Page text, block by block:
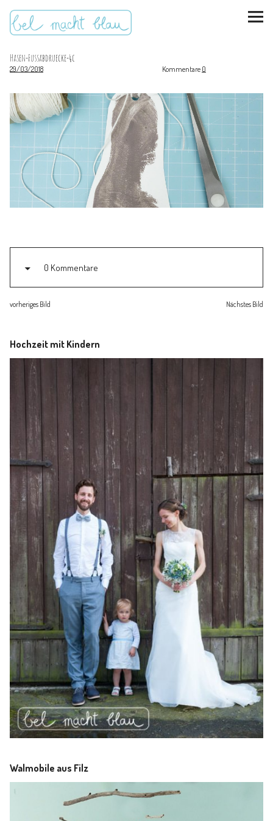
instagram
pinterestbloglovin
Malen + basteln
Feste feiern
Kinderzimmer
Mathe für Mamas
Hasen-Fussabdruecke-4c
29/03/2018 Kommentare 0
0 Kommentare
Nächstes Bild
vorheriges Bild
Hochzeit mit Kindern
Walmobile aus Filz